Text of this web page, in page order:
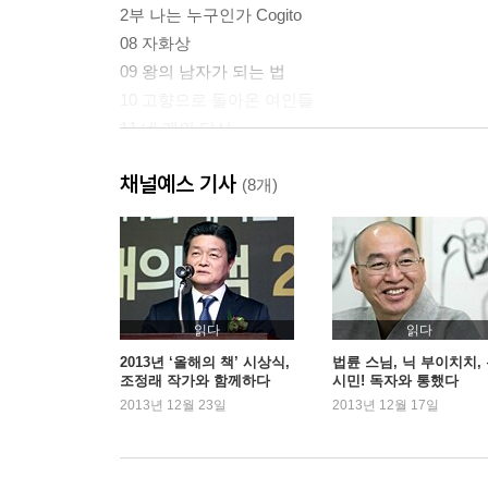
2부 나는 누구인가 Cogito
08 자화상
09 왕의 남자가 되는 법
11 네 개의 단서
13 조선의 시간
14 보이지 않는 시선
3부 무엇을 기억할 것인가 Memento
15 999번째 수요일
16 기억
채널예스 기사 (8개)
읽다
2013년 ‘올해의 책’ 시상식,
조정래 작가와 함께하다
2013년 12월 23일
읽다
법륜 스님, 닉 부이치치,
시민! 독자와 통했다
2013년 12월 17일